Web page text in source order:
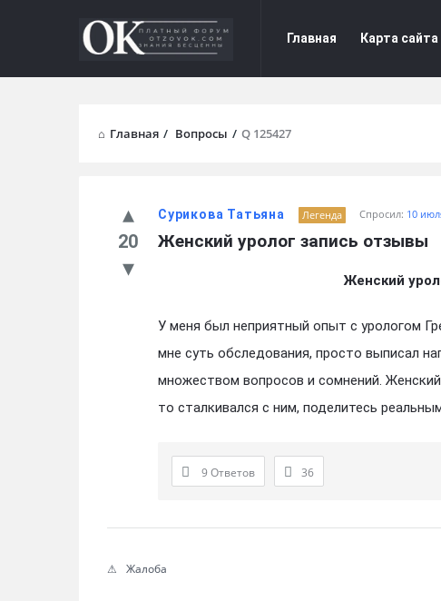
Форум
Отзывы
Отзывы
Navigation
Главная Карта сайта
Главная / Вопросы / Q 125427
Сурикова Татьяна Легенда Спросил: 10
Женский уролог запись отзывы
20
Женский
У меня был неприятный опыт с урологом
мне суть обследования, просто выписал
множеством вопросов и сомнений.
то сталкивался с ним, поделитесь
9 Ответов 36
Жалоба